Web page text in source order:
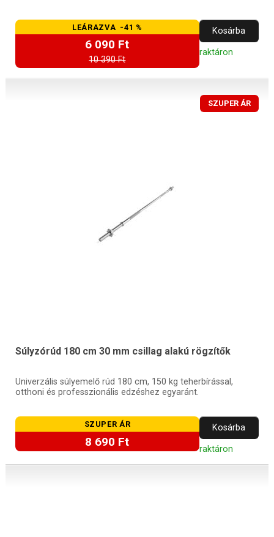
LEÁRAZVA -41 %
6 090 Ft
10 390 Ft
Kosárba
raktáron
SZUPER ÁR
Súlyzórúd 180 cm 30 mm csillag alakú rögzítők
Univerzális súlyemelő rúd 180 cm, 150 kg teherbírással,
otthoni és professzionális edzéshez egyaránt.
SZUPER ÁR
8 690 Ft
Kosárba
raktáron